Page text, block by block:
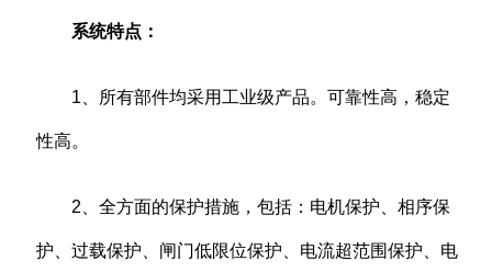
系统特点：
1、所有部件均采用工业级产品。可靠性高，稳定
性高。
2、全方面的保护措施，包括：电机保护、相序保
护、过载保护、闸门低限位保护、电流超范围保护、电